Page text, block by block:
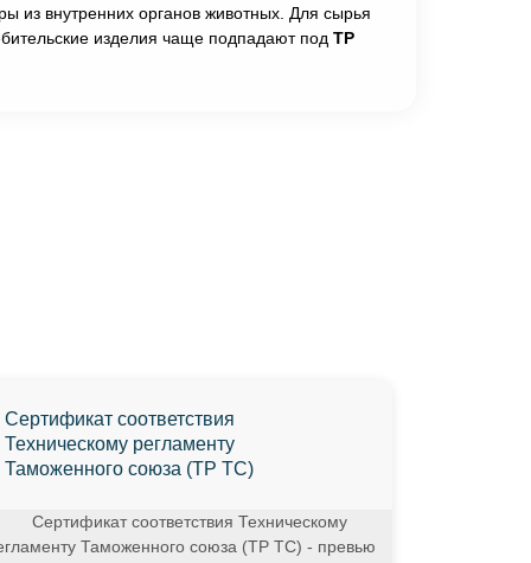
из внутренних органов животных. Для сырья
изделия чаще подпадают под ТР
Сертификат соответствия
Техническому регламенту
Таможенного союза (ТР ТС)